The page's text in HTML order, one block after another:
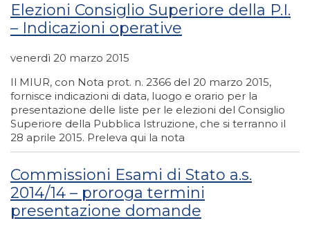
Elezioni Consiglio Superiore della P.I.
– Indicazioni operative
venerdì 20 marzo 2015
Il MIUR, con Nota prot. n. 2366 del 20 marzo 2015,
fornisce indicazioni di data, luogo e orario per la
presentazione delle liste per le elezioni del Consiglio
Superiore della Pubblica Istruzione, che si terranno il
28 aprile 2015. Preleva qui la nota
Commissioni Esami di Stato a.s.
2014/14 – proroga termini
presentazione domande